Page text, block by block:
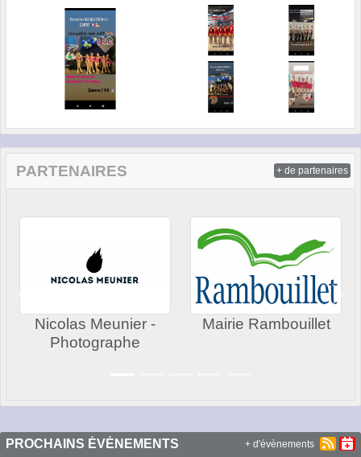
PARTENAIRES
Nicolas Meunier -
Photographe
Mairie Rambouillet
+ de partenaires
PROCHAINS ÉVÉNEMENTS + d'évènements